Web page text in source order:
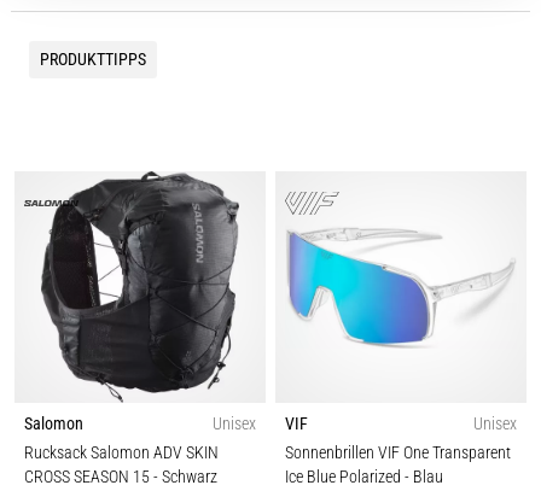
PRODUKTTIPPS
Salomon
Unisex
Rucksack Salomon ADV SKIN
CROSS SEASON 15- Schwarz
VIF
Unisex
Sonnenbrillen VIF One Transparent
Ice Blue Polarized - Blau